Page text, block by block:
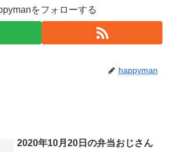
をフォローする
happyman
2020年10月20日の弁当おじさん